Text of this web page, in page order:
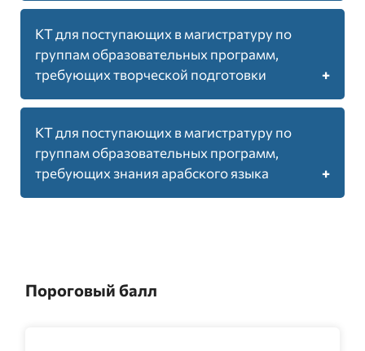
4
Количество дисциплин
130
Всего тестовых заданий
КТ для поступающих в магистратуру по
группам образовательных программ,
требующих творческой подготовки
2
Количество дисциплин
КТ для поступающих в магистратуру по
группам образовательных программ,
требующих знания арабского языка
Количество дисциплин
Пороговый балл